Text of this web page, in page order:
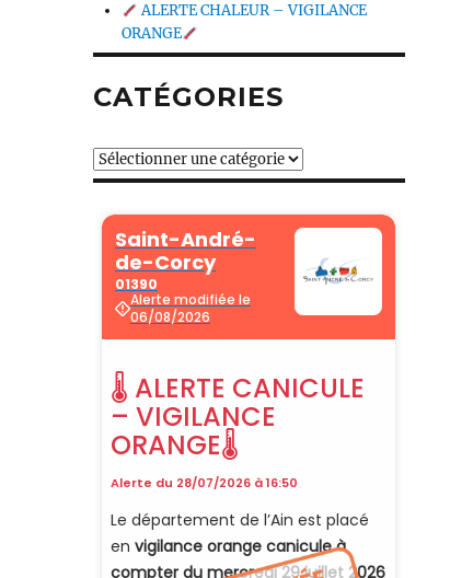
ALERTE CHALEUR – VIGILANCE
ORANGE
CATÉGORIES
Catégories